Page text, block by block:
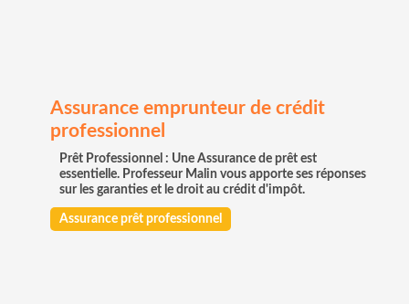
Assurance emprunteur de crédit
professionnel
Prêt Professionnel : Une Assurance de prêt est
essentielle. Professeur Malin vous apporte ses réponses
sur les garanties et le droit au crédit d'impôt.
Assurance prêt professionnel